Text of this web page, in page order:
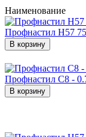
Наименование
Профнастил Н57
В корзину
Профнастил С8 -
В корзину